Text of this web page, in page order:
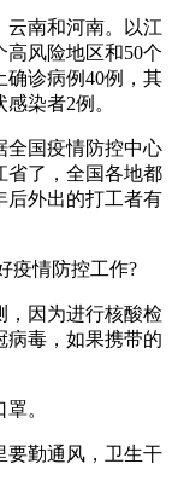
云南和河南。以江
风险地区和50个
确诊病例40例，其
染者2例。
全国疫情防控中心
省了，全国各地都
后外出的打工者有
疫情防控工作?
，因为进行核酸检
病毒，如果携带的
。
要勤通风，卫生干